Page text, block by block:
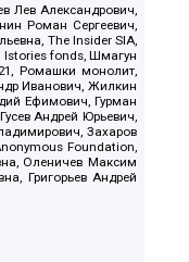
Лев Александрович,
Роман Сергеевич,
The Insider SIA,
Istories fonds, Шмагун
Ромашки монолит,
Иванович, Жилкин
Ефимович, Гурман
Андрей Юрьевич,
Захаров
Foundation,
Оленичев Максим
Григорьев Андрей